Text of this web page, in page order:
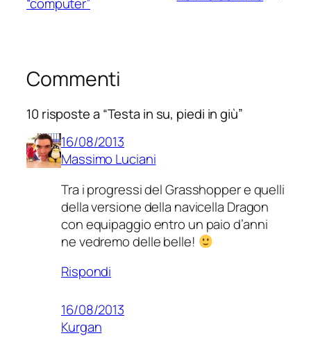
Commenti
10 risposte a “Testa in su, piedi in giù”
16/08/2013
Massimo Luciani
Tra i progressi del Grasshopper e quelli
della versione della navicella Dragon
con equipaggio entro un paio d’anni
ne vedremo delle belle!
Rispondi
16/08/2013
Kurgan